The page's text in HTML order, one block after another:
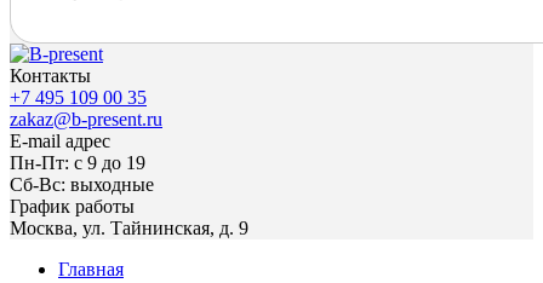
Контакты
+7 495 109 00 35
zakaz@b-present.ru
E-mail адрес
Пн-Пт: с 9 до 19
Сб-Вс: выходные
График работы
Москва, ул. Тайнинская, д. 9
Главная